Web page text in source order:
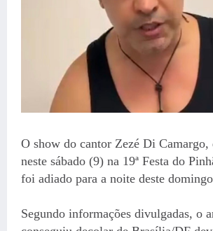
O show do cantor Zezé Di Camargo,
neste sábado (9) na 19ª Festa do
foi adiado para a noite deste
Segundo informações divulgadas, o